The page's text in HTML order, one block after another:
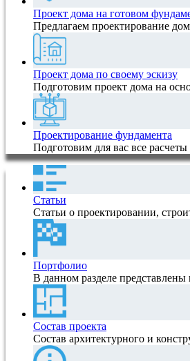
Проект дома на готовом
Предлагаем проектирование
Проект дома по своему эскизу
Подготовим проект дома на
Проектирование фундамента
Подготовим для вас все
Статьи
Статьи о проектировании,
Портфолио
В данном разделе
Состав проекта
Состав архитектурного и